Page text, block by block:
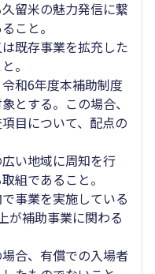
留米の魅力発信に繋
こと。
は既存事業を拡充した
。
和6年度本補助制度
とする。この場合、
目について、配点の
広い地域に周知を行
組であること。
事業を実施している
が補助事業に関わる
場合、有償での入場者